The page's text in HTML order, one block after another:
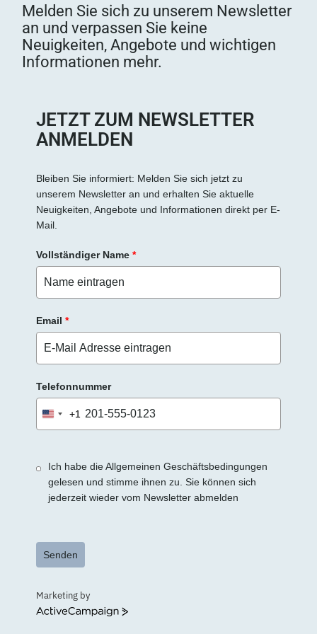
Melden Sie sich zu unserem Newsletter
an und verpassen Sie keine
Neuigkeiten, Angebote und wichtigen
Informationen mehr.
JETZT ZUM NEWSLETTER
ANMELDEN
Bleiben Sie informiert: Melden Sie sich jetzt zu
unserem Newsletter an und erhalten Sie aktuelle
Neuigkeiten, Angebote und Informationen direkt per E-
Mail.
Vollständiger Name *
Email *
Telefonnummer
United
States
+1
Ich habe die Allgemeinen Geschäftsbedingungen
gelesen und stimme ihnen zu. Sie können sich
jederzeit wieder vom Newsletter abmelden
Senden
Marketing by
ActiveCampaign